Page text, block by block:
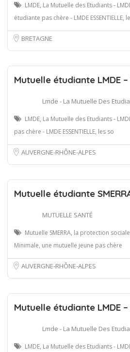
LMDE, La Mutuelle des Etudiants -
étudiante pas chère - LMDE ESSENTIELLE, le
BRETAGNE
Mutuelle étudiante LMDE
Lmde - La Mutuelle Des
LMDE, La Mutuelle des Etudiants -
pas chère - LMDE ESSENTIELLE, les so
AUVERGNE-RHÔNE-ALPES
Mutuelle étudiante
MUTUELLE SANTÉ
Mutuelle SMERRA, la protection
Minimale, une mutuelle jeune pas chère
AUVERGNE-RHÔNE-ALPES
Mutuelle étudiante LMDE
Lmde - La Mutuelle Des
LMDE, La Mutuelle des Etudiants -